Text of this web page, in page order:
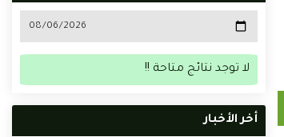
لا توجد نتائج متاحة !!
أخر الأخبار